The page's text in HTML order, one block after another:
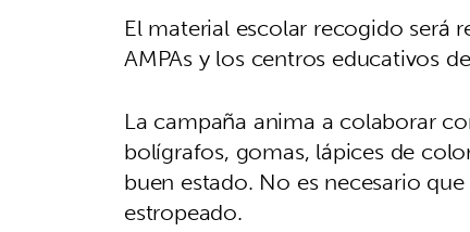
El material escolar recogido
AMPAs y los centros educativos
La campaña anima a colaborar
bolígrafos, gomas, lápices de
buen estado. No es necesario
estropeado.